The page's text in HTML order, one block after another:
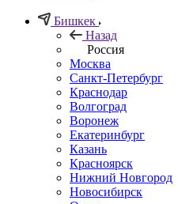
Бишкек
Назад
Россия
Москва
Санкт-Петербург
Краснодар
Волгоград
Воронеж
Екатеринбург
Казань
Красноярск
Нижний Новгород
Новосибирск